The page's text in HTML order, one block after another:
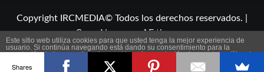
Copyright IRCMEDIA© Todos los derechos reservados.
CoverNewspor AF themes.
Este sitio web utiliza cookies para que usted tenga la mejor experiencia de
usuario. Si continúa navegando está dando su consentimiento para la
aceptación de las mencionadas cookies y la aceptación de nuestrapolítica de
, pinche el enlace para mayor información.
plugin cookies
Shares